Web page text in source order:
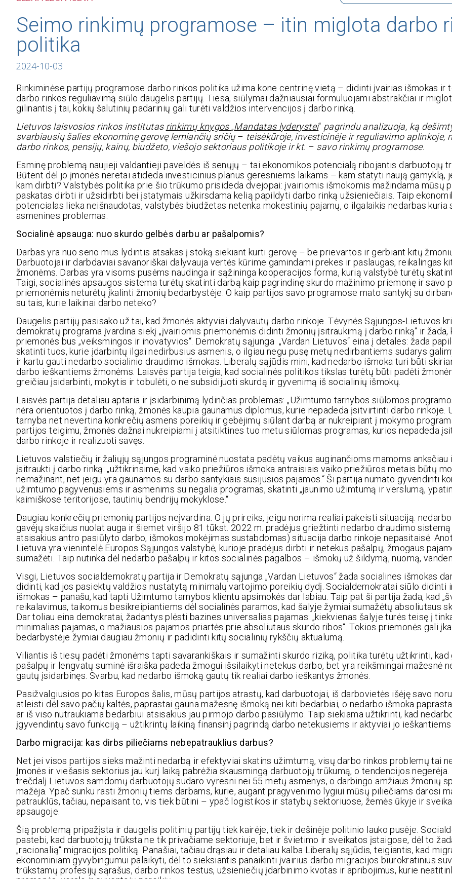
Seimo rinkimų programose – itin miglota darbo
politika
2024-10-03
Rinkiminėse partijų programose darbo rinkos politika užima kone centrinę vietą – didinti įvairias išmokas ir
darbo rinkos reguliavimą siūlo daugelis partijų. Tiesa, siūlymai dažniausiai formuluojami abstrakčiai ir
gilinantis į tai, kokių šalutinių padarinių gali turėti valdžios intervencijos į darbo rinką.
Lietuvos laisvosios rinkos institutas rinkimų knygos„Mandatas lyderystei“ pagrindu analizuoja, ką
svarbiausių šalies ekonominę gerovę lemiančių sričių – teisėkūroje, investicinėje ir reguliavimo aplinkoje,
darbo rinkos, pensijų, kainų, biudžeto, viešojo sektoriaus politikoje ir kt. – savo rinkimų programose.
Esminę problemą naujieji valdantieji paveldės iš senųjų – tai ekonomikos potencialą ribojantis darbuotojų
Būtent dėl jo įmonės neretai atideda investicinius planus geresniems laikams – kam statyti naują gamyklą,
kam dirbti? Valstybės politika prie šio trūkumo prisideda dvejopai: įvairiomis išmokomis mažindama mūsų
paskatas dirbti ir užsidirbti bei įstatymais užkirsdama kelią papildyti darbo rinką užsieniečiais. Taip
potencialas lieka neišnaudotas, valstybės biudžetas netenka mokestinių pajamų, o ilgalaikis nedarbas kuria
asmenines problemas.
Socialinė apsauga: nuo skurdo gelbės darbu ar pašalpomis?
Darbas yra nuo seno mus lydintis atsakas į stoką siekiant kurti gerovę – be prievartos ir gerbiant kitų
Darbuotojai ir darbdaviai savanoriškai dalyvauja vertės kūrime gamindami prekes ir paslaugas, reikalingas
žmonėms. Darbas yra visoms pusėms naudinga ir sąžininga kooperacijos forma, kurią valstybė turėtų
Taigi, socialinės apsaugos sistema turėtų skatinti darbą kaip pagrindinę skurdo mažinimo priemonę ir savo
priemonėmis neturėtų įkalinti žmonių bedarbystėje. O kaip partijos savo programose mato santykį su
su tais, kurie laikinai darbo neteko?
Daugelis partijų pasisako už tai, kad žmonės aktyviai dalyvautų darbo rinkoje. Tėvynės Sąjungos-Lietuvos
demokratų programa įvardina siekį „įvairiomis priemonėmis didinti žmonių įsitraukimą į darbo rinką“ ir žada,
priemonės bus „veiksmingos ir inovatyvios“. Demokratų sąjunga „Vardan Lietuvos“ eina į detales: žada
skatinti tuos, kurie įdarbintų ilgai nedirbusius asmenis, o ilgiau negu pusę metų nedirbantiems sudarys
ir kartu gauti nedarbo socialinio draudimo išmokas. Liberalų sąjūdis mini, kad nedarbo išmoka turi būti
darbo ieškantiems žmonėms. Laisvės partija teigia, kad socialinės politikos tikslas turėtų būti padėti
greičiau įsidarbinti, mokytis ir tobulėti, o ne subsidijuoti skurdą ir gyvenimą iš socialinių išmokų.
Laisvės partija detaliau aptaria ir įsidarbinimą lydinčias problemas: „Užimtumo tarnybos siūlomos
nėra orientuotos į darbo rinką, žmonės kaupia gaunamus diplomus, kurie nepadeda įsitvirtinti darbo rinkoje.
tarnyba net nevertina konkrečių asmens poreikių ir gebėjimų siūlant darbą ar nukreipiant į mokymo
partijos teigimu, žmonės dažnai nukreipiami į atsitiktines tuo metu siūlomas programas, kurios nepadeda
darbo rinkoje ir realizuoti savęs.
Lietuvos valstiečių ir žaliųjų sąjungos programinė nuostata padėtų vaikus auginančioms mamoms anksčiau
įsitraukti į darbo rinką: „užtikrinsime, kad vaiko priežiūros išmoka antraisiais vaiko priežiūros metais būtų
nemažinant, net jeigu yra gaunamos su darbo santykiais susijusios pajamos.“ Ši partija numato gyvendinti
užimtumo pagyvenusiems ir asmenims su negalia programas, skatinti „jaunimo užimtumą ir verslumą,
kaimiškose teritorijose, tautinių bendrijų mokyklose.“
Daugiau konkrečių priemonių partijos neįvardina. O jų prireiks, jeigu norima realiai pakeisti situaciją:
gavėjų skaičius nuolat auga ir šiemet viršijo 81 tūkst. 2022 m. pradėjus griežtinti nedarbo draudimo
atsisakius antro pasiūlyto darbo, išmokos mokėjimas sustabdomas) situacija darbo rinkoje nepasitaisė.
Lietuva yra vienintelė Europos Sąjungos valstybė, kurioje pradėjus dirbti ir netekus pašalpų, žmogaus
sumažėti. Taip nutinka dėl nedarbo pašalpų ir kitos socialinės pagalbos – išmokų už šildymą, nuomą,
Visgi, Lietuvos socialdemokratų partija ir Demokratų sąjunga „Vardan Lietuvos“ žada socialines išmokas
didinti, kad jos pasiektų valdžios nustatytą minimalų vartojimo poreikių dydį. Socialdemokratai siūlo didinti
išmokas – panašu, kad tapti Užimtumo tarnybos klientu apsimokės dar labiau. Taip pat ši partija žada, kad
reikalavimus, taikomus besikreipiantiems dėl socialinės paramos, kad šalyje žymiai sumažėtų absoliutaus
Dar toliau eina demokratai, žadantys plėsti bazines universalias pajamas: „kiekvienas šalyje turės teisę į
minimalias pajamas, o mažiausios pajamos priartės prie absoliutaus skurdo ribos“. Tokios priemonės gali
bedarbystėje žymiai daugiau žmonių ir padidinti kitų socialinių rykščių aktualumą.
Viliantis iš tiesų padėti žmonėms tapti savarankiškais ir sumažinti skurdo riziką, politika turėtų užtikrinti, kad
pašalpų ir lengvatų suminė išraiška padeda žmogui išsilaikyti netekus darbo, bet yra reikšmingai mažesnė
gautų įsidarbinęs. Svarbu, kad nedarbo išmoką gautų tik realiai darbo ieškantys žmonės.
Pasižvalgiusios po kitas Europos šalis, mūsų partijos atrastų, kad darbuotojai, iš darbovietės išėję savo
atleisti dėl savo pačių kaltės, paprastai gauna mažesnę išmoką nei kiti bedarbiai, o nedarbo išmoka
ar iš viso nutraukiama bedarbiui atsisakius jau pirmojo darbo pasiūlymo. Taip siekiama užtikrinti, kad
įgyvendintų savo funkciją – užtikrintų laikiną finansinį pagrindą darbo netekusiems ir aktyviai jo ieškantiems
Darbo migracija: kas dirbs piliečiams nebepatrauklius darbus?
Net jei visos partijos sieks mažinti nedarbą ir efektyviai skatins užimtumą, visų darbo rinkos problemų tai
Įmonės ir viešasis sektorius jau kurį laiką pabrėžia skausmingą darbuotojų trūkumą, o tendencijos negerėja.
trečdalį Lietuvos samdomų darbuotojų sudaro vyresni nei 55 metų asmenys, o darbingo amžiaus žmonių
mažėja. Ypač sunku rasti žmonių tiems darbams, kurie, augant pragyvenimo lygiui mūsų piliečiams darosi
patrauklūs, tačiau, nepaisant to, vis tiek būtini – ypač logistikos ir statybų sektoriuose, žemės ūkyje ir
apsaugoje.
Šią problemą pripažįsta ir daugelis politinių partijų tiek kairėje, tiek ir dešinėje politinio lauko pusėje.
pastebi, kad darbuotojų trūksta ne tik privačiame sektoriuje, bet ir švietimo ir sveikatos įstaigose, dėl to
„racionalią“ migracijos politiką. Panašiai, tačiau drąsiau ir detaliau kalba Liberalų sąjūdis, teigiantis, kad
ekonominiam gyvybingumui palaikyti, dėl to sieksiantis panaikinti įvairius darbo migracijos biurokratinius
trūkstamų profesijų sąrašus, darbo rinkos testus, užsieniečių įdarbinimo kvotas ir apribojimus, kurie